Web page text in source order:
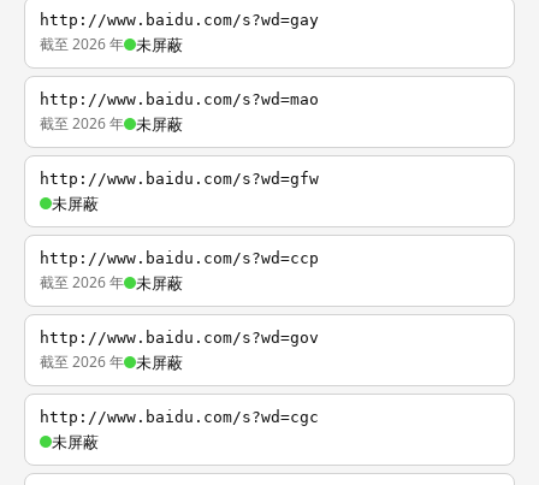
http://www.baidu.com/s?wd=gay
截至 2026 年 未屏蔽
http://www.baidu.com/s?wd=mao
截至 2026 年 未屏蔽
http://www.baidu.com/s?wd=gfw
未屏蔽
http://www.baidu.com/s?wd=ccp
截至 2026 年 未屏蔽
http://www.baidu.com/s?wd=gov
截至 2026 年 未屏蔽
http://www.baidu.com/s?wd=cgc
未屏蔽